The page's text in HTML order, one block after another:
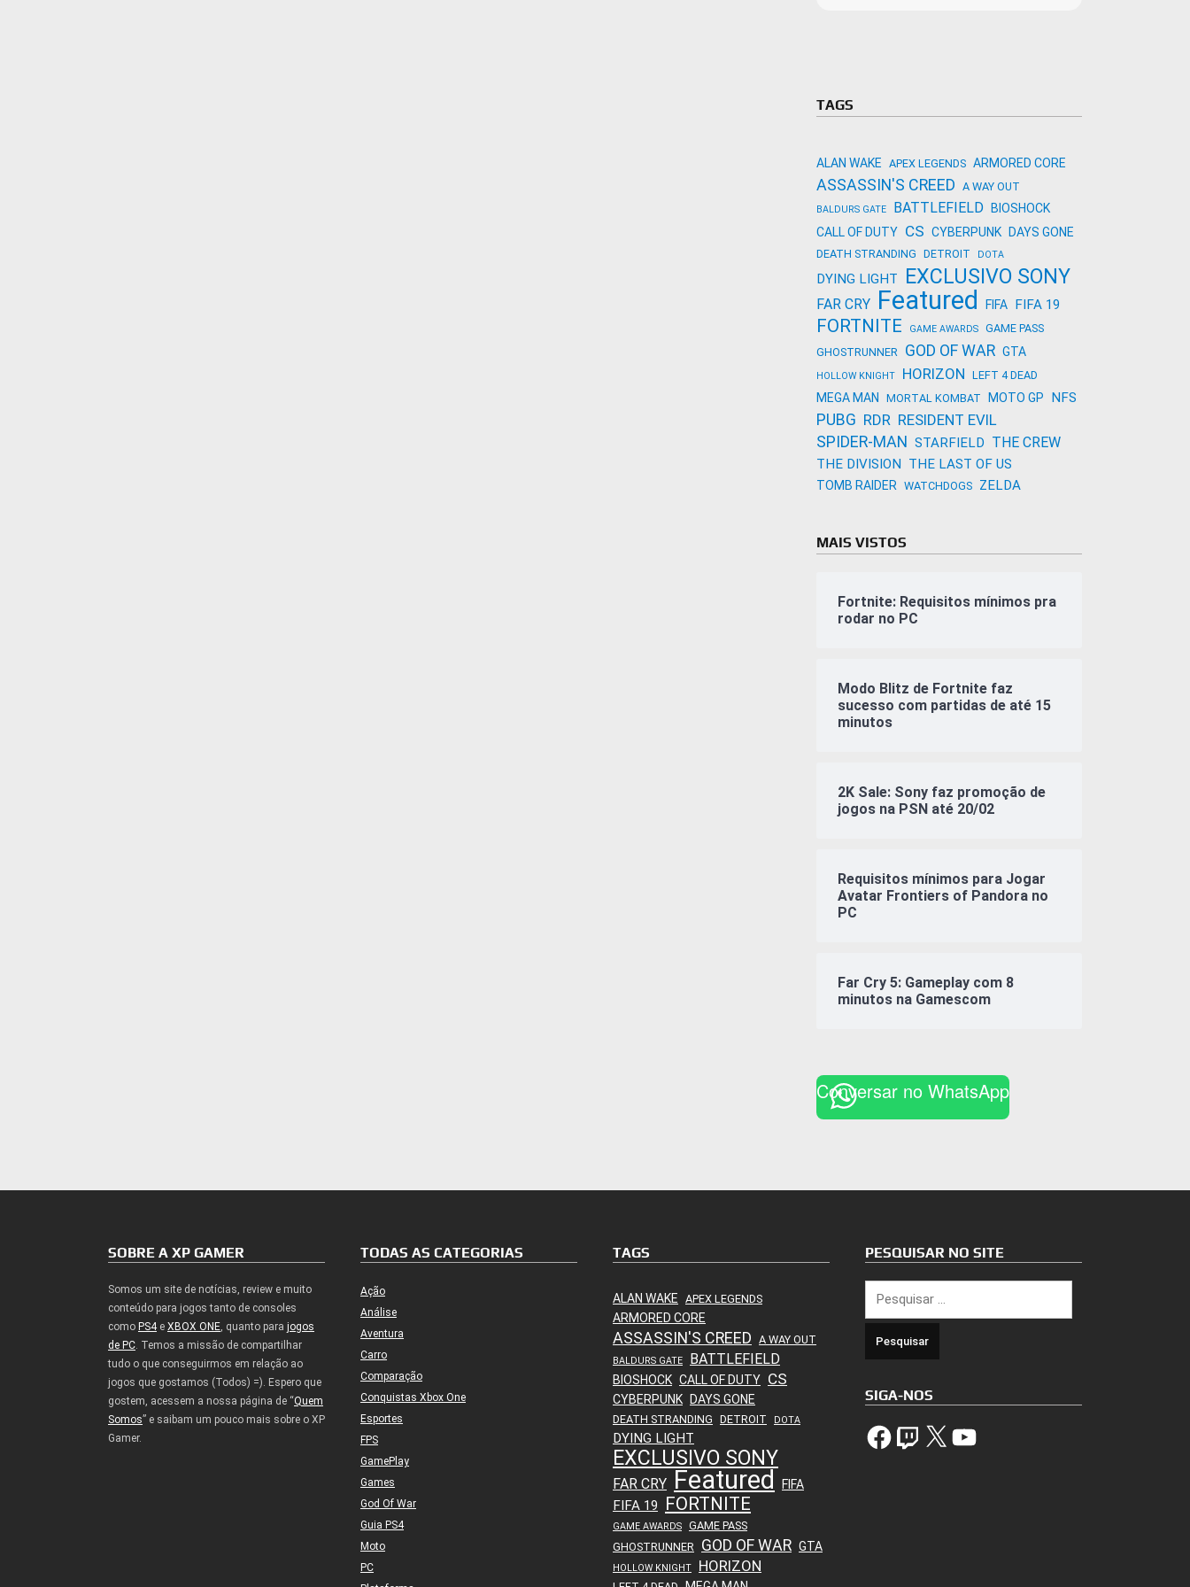
TAGS
ALAN WAKE APEX LEGENDS ARMORED CORE
ASSASSIN'S CREED A WAY OUT
BALDURS GATE BATTLEFIELD
BIOSHOCK
CALL OF DUTY CS CYBERPUNK DAYS GONE
DEATH STRANDING DETROIT DOTA
DYING LIGHT EXCLUSIVO SONY
FAR CRY Featured FIFA FIFA 19
FORTNITE GAME AWARDS
GAME PASS
GHOSTRUNNER GOD OF WAR GTA
HOLLOW KNIGHT HORIZON LEFT 4 DEAD
MEGA MAN MORTAL KOMBAT MOTO GP NFS
PUBG RDR RESIDENT EVIL
SPIDER-MAN STARFIELD THE CREW
THE DIVISION THE LAST OF US
TOMB RAIDER WATCHDOGS ZELDA
MAIS VISTOS
Fortnite: Requisitos mínimos pra
rodar no PC
Modo Blitz de Fortnite faz
sucesso com partidas de até 15
minutos
2K Sale: Sony faz promoção de
jogos na PSN até 20/02
Requisitos mínimos para Jogar
Avatar Frontiers of Pandora no
PC
Far Cry 5: Gameplay com 8
minutos na Gamescom
Conversar no WhatsApp
SOBRE A XP GAMER
Somos um site de notícias, review e muito
conteúdo para jogos tanto de consoles
como PS4e XBOX ONE, quanto para jogos
de PC. Temos a missão de compartilhar
tudo o que conseguirmos em relação ao
jogos que gostamos (Todos) =). Espero que
gostem, acessem a nossa página de “Quem
Somos” e saibam um pouco mais sobre o XP
Gamer.
TODAS AS CATEGORIAS
Ação
Análise
Aventura
Carro
Comparação
Conquistas Xbox One
Esportes
FPS
GamePlay
Games
God Of War
Guia PS4
Moto
PC
TAGS
ALAN WAKE APEX LEGENDS
ARMORED CORE
ASSASSIN'S CREED A WAY OUT
BALDURS GATE BATTLEFIELD
BIOSHOCK CALL OF DUTY CS
CYBERPUNK DAYS GONE
DEATH STRANDING DETROIT DOTA
DYING LIGHT
EXCLUSIVO SONY
FAR CRY Featured FIFA
FIFA 19 FORTNITE
GAME AWARDS
GAME PASS
GHOSTRUNNER GOD OF WAR GTA
HOLLOW KNIGHT HORIZON
PESQUISAR NO SITE
por:
SIGA-NOS
FacebookTwitch X YouTube